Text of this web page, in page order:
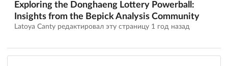
Exploring the Donghaeng Lottery Powerball:
Insights from the Bepick Analysis Community
Latoya Canty редактировал эту страницу 1 год назад